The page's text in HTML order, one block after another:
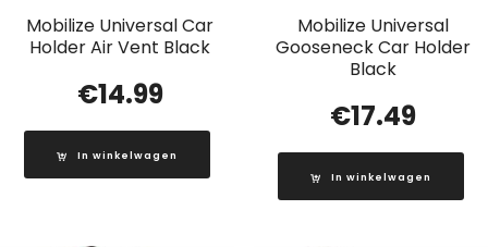
Mobilize Universal Car
Holder Air Vent Black
€14.99
In winkelwagen
Mobilize Universal
Gooseneck Car Holder
Black
€17.49
In winkelwagen